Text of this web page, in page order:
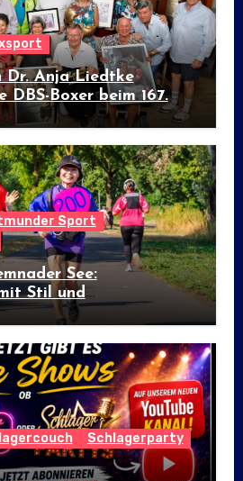
Dr. Anja Liedtke
Boxer beim 167.
Sport
See:
Stil und
Flair
Schlagerparty